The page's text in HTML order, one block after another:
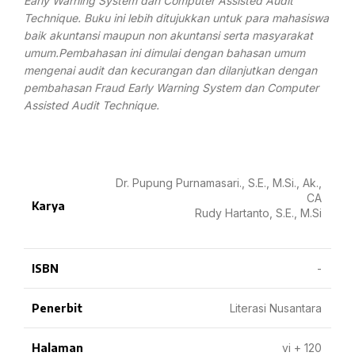
Technique. Buku ini lebih ditujukkan untuk para mahasiswa
baik akuntansi maupun non akuntansi serta masyarakat
umum.Pembahasan ini dimulai dengan bahasan umum
mengenai audit dan kecurangan dan dilanjutkan dengan
pembahasan Fraud Early Warning System dan Computer
Assisted Audit Technique.
Karya
Dr. Pupung Purnamasari., S.E., M.Si., Ak.,
CA
Rudy Hartanto, S.E., M.Si
ISBN -
Penerbit Literasi Nusantara
Halaman vi + 120